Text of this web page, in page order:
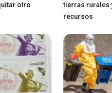
otro
tierras rurales
recursos